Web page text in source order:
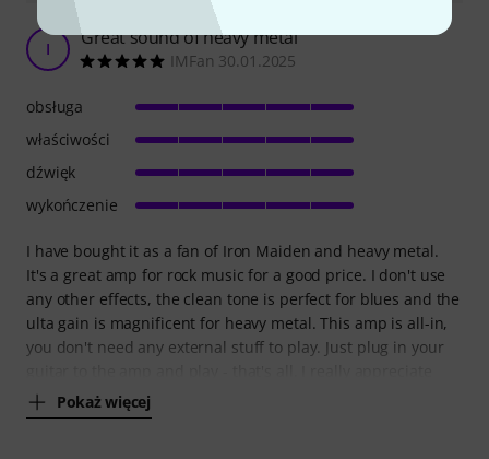
I Great sound of heavy metal
IMFan 30.01.2025
I have bought it as a fan of Iron Maiden and heavy metal.
It's a great amp for rock music for a good price. I don't use
any other effects, the clean tone is perfect for blues and the
ulta gain is magnificent for heavy metal. This amp is all-in,
you don't need any external stuff to play. Just plug in your
Pokaż więcej
obsługa
właściwości
dźwięk
wykończenie